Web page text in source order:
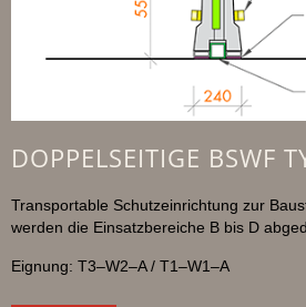
DOPPELSEITIGE BSWF
Transportable Schutzeinrichtung zur
werden die Einsatzbereiche B bis D
Eignung: T3–W2–A / T1–W1–A